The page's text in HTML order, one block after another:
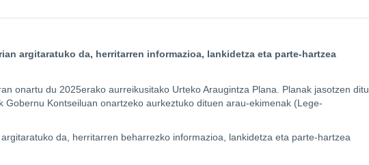
argitaratuko da, herritarren informazioa, lankidetza eta parte-hartzea
onartu du 2025erako aurreikusitako Urteko Araugintza Plana. Planak jasotzen ditu
Gobernu Kontseiluan onartzeko aurkeztuko dituen arau-ekimenak (Lege-
da, herritarren beharrezko informazioa, lankidetza eta parte-hartzea